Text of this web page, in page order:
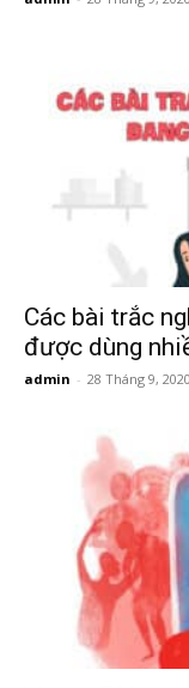
Các bài trắc
được dùng
admin - 28 Tháng 9, 2020